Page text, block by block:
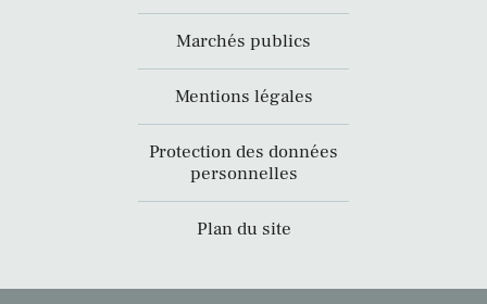
Marchés publics
Mentions légales
Protection des données
personnelles
Plan du site